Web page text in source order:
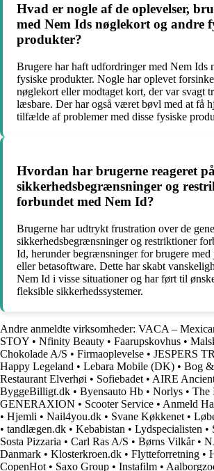
Hvad er nogle af de oplevelser,
med Nem Ids nøglekort og andre
produkter?
Brugere har haft udfordringer med Nem Ids
fysiske produkter. Nogle har oplevet
nøglekort eller modtaget kort, der var svagt
læsbare. Der har også været bøvl med at få
tilfælde af problemer med disse fysiske
Hvordan har brugerne reageret
sikkerhedsbegrænsninger og
forbundet med Nem Id?
Brugerne har udtrykt frustration over de
sikkerhedsbegrænsninger og restriktioner
Id, herunder begrænsninger for brugere med
eller betasoftware. Dette har skabt
Nem Id i visse situationer og har ført til
fleksible sikkerhedssystemer.
Andre anmeldte virksomheder: VACA –
STOY • Nfinity Beauty • Faarupskovhus •
Chokolade A/S • Firmaoplevelse • JESPERS
Happy Legeland • Lebara Mobile (DK) • Bog
Restaurant Elverhøi • Sofiebadet • AIRE
ByggeBilligt.dk • Byensauto Hb • Norlys • The
GENERAXION • Scooter Service • Anmeld
• Hjemli • Nail4you.dk • Svane Køkkenet •
• tandlægen.dk • Kebabistan • Lydspecialisten •
Sosta Pizzaria • Carl Ras A/S • Børns Vilkår•
Danmark • Klosterkroen.dk • Flytteforretning •
CopenHot • Saxo Group • Instafilm •